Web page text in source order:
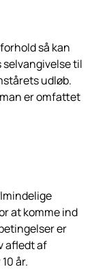
så kan
til
udløb.
er omfattet
at komme ind
er
afledt af
år.